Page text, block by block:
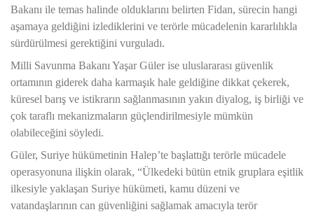
Bakanı ile temas halinde olduklarını belirten Fidan, sürecin hangi
aşamaya geldiğini izlediklerini ve terörle mücadelenin kararlılıkla
sürdürülmesi gerektiğini vurguladı.
Milli Savunma Bakanı Yaşar Güler ise uluslararası güvenlik
ortamının giderek daha karmaşık hale geldiğine dikkat çekerek,
küresel barış ve istikrarın sağlanmasının yakın diyalog, iş birliği ve
çok taraflı mekanizmaların güçlendirilmesiyle mümkün
olabileceğini söyledi.
Güler, Suriye hükümetinin Halep’te başlattığı terörle mücadele
operasyonuna ilişkin olarak, “Ülkedeki bütün etnik gruplara eşitlik
ilkesiyle yaklaşan Suriye hükümeti, kamu düzeni ve
vatandaşlarının can güvenliğini sağlamak amacıyla terör